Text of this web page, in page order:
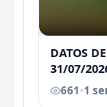
DATOS
31/07/
661•1